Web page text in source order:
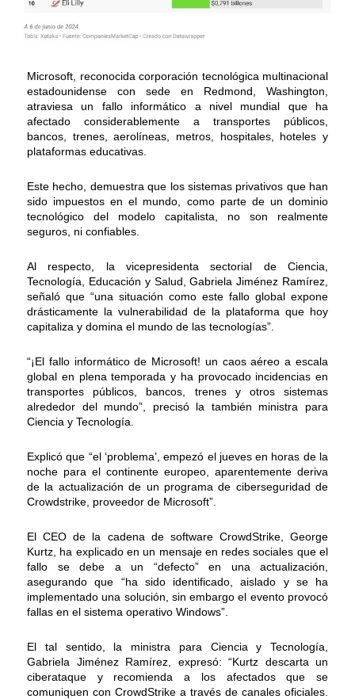
Microsoft, reconocida corporación tecnológica multinacional
estadounidense con sede en Redmond, Washington,
atraviesa un fallo informático a nivel mundial que ha
afectado considerablemente a transportes públicos,
bancos, trenes, aerolíneas, metros, hospitales, hoteles y
plataformas educativas.
Este hecho, demuestra que los sistemas privativos que han
sido impuestos en el mundo, como parte de un dominio
tecnológico del modelo capitalista, no son realmente
seguros, ni confiables.
Al respecto, la vicepresidenta sectorial de Ciencia,
Tecnología, Educación y Salud, Gabriela Jiménez Ramírez,
señaló que “una situación como este fallo global expone
drásticamente la vulnerabilidad de la plataforma que hoy
capitaliza y domina el mundo de las tecnologías”.
“¡El fallo informático de Microsoft! un caos aéreo a escala
global en plena temporada y ha provocado incidencias en
transportes públicos, bancos, trenes y otros sistemas
alrededor del mundo”, precisó la también ministra para
Ciencia y Tecnología.
Explicó que “el ‘problema’, empezó el jueves en horas de la
noche para el continente europeo, aparentemente deriva
de la actualización de un programa de ciberseguridad de
Crowdstrike, proveedor de Microsoft”.
El CEO de la cadena de software CrowdStrike, George
Kurtz, ha explicado en un mensaje en redes sociales que el
fallo se debe a un “defecto” en una actualización,
asegurando que “ha sido identificado, aislado y se ha
implementado una solución, sin embargo el evento provocó
fallas en el sistema operativo Windows”.
El tal sentido, la ministra para Ciencia y Tecnología,
Gabriela Jiménez Ramírez, expresó: “Kurtz descarta un
ciberataque y recomienda a los afectados que se
comuniquen con CrowdStrike a través de canales oficiales.